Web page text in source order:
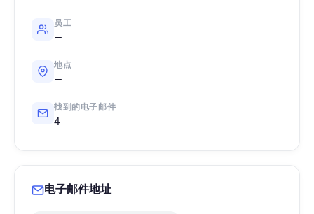
员工
—
地点
—
找到的电子邮件
4
电子邮件地址